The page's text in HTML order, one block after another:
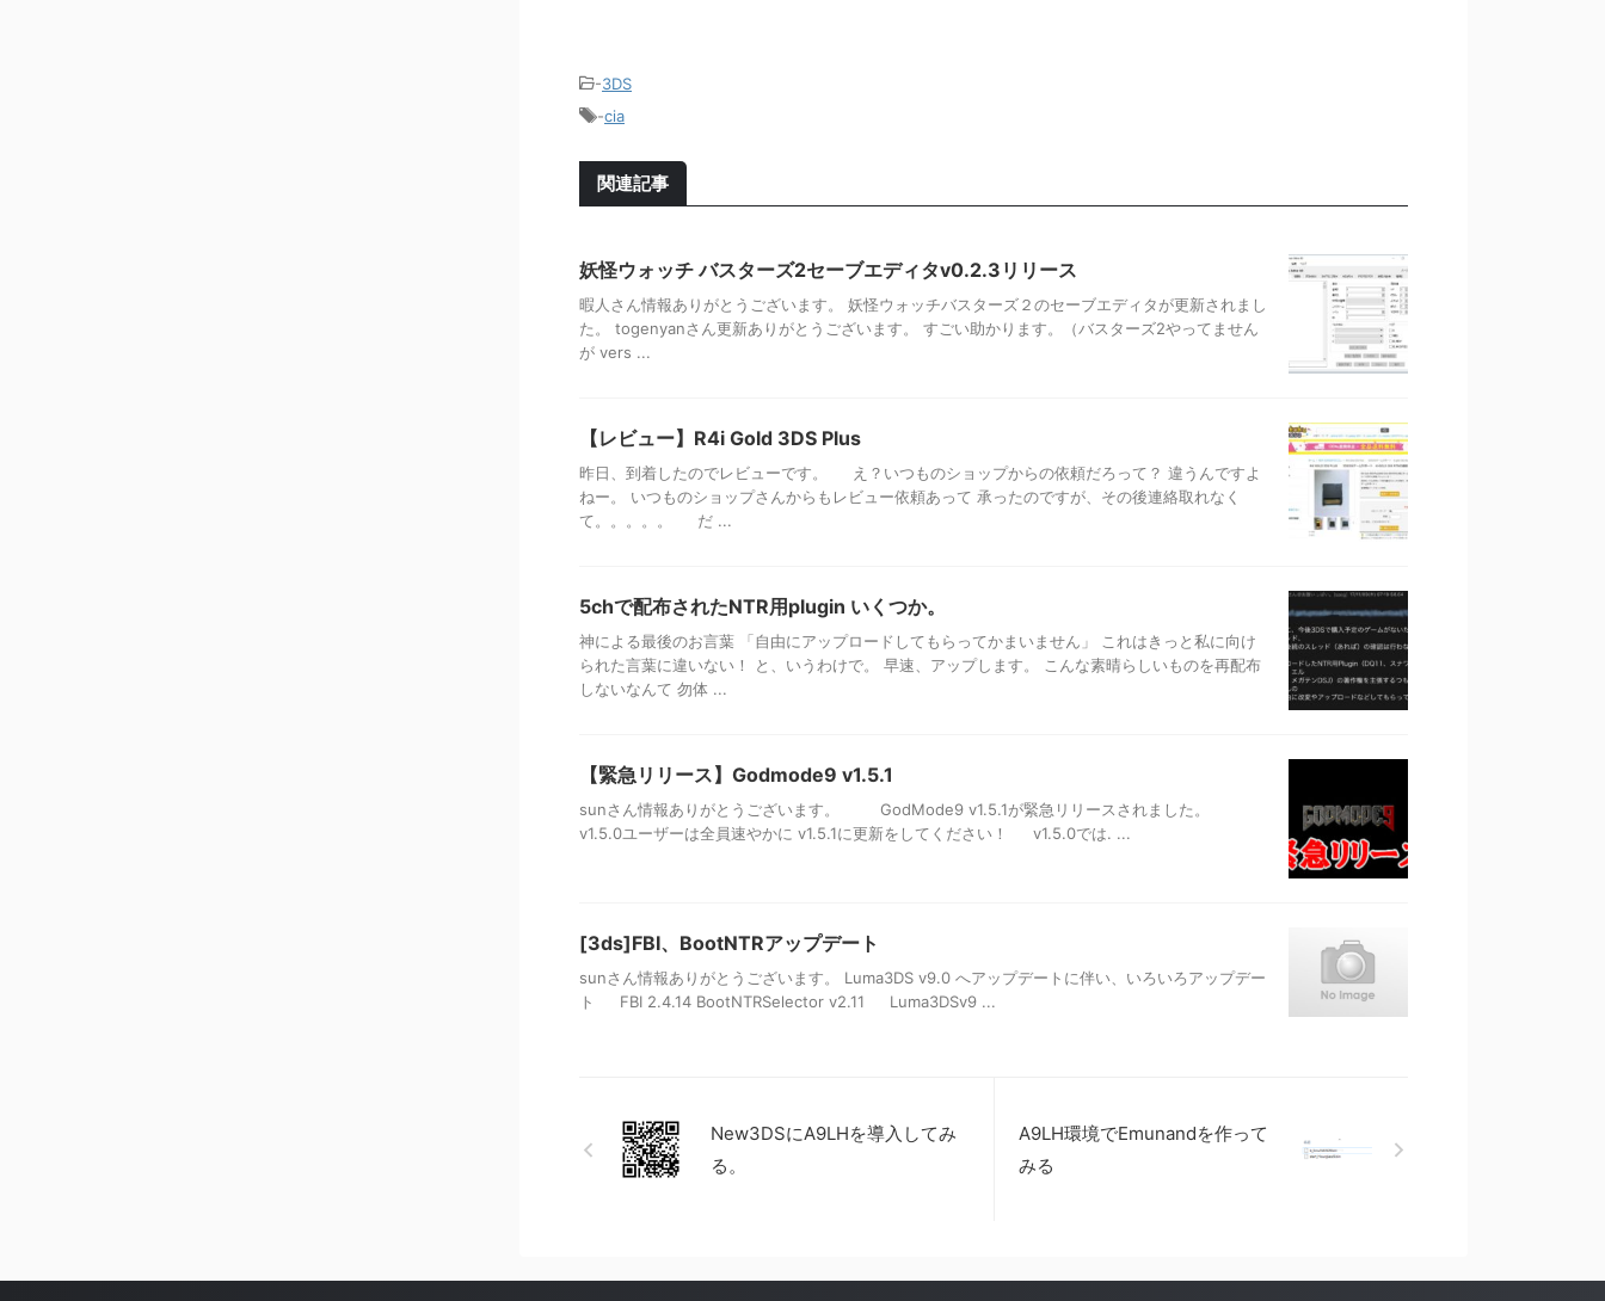
-3DS
-cia
関連記事
妖怪ウォッチ バスターズ2セーブエディタv0.2.3リリース
暇人さん情報ありがとうございます。 妖怪ウォッチバスターズ２のセーブエディタが更新されまし
た。 togenyanさん更新ありがとうございます。 すごい助かります。（バスターズ2やってません
が vers ...
【レビュー】R4i Gold 3DS Plus
昨日、到着したのでレビューです。 え？いつものショップからの依頼だろって？ 違うんですよ
ねー。 いつものショップさんからもレビュー依頼あって 承ったのですが、その後連絡取れなく
て。。。。。 だ ...
5chで配布されたNTR用plugin いくつか。
神による最後のお言葉 「自由にアップロードしてもらってかまいません」 これはきっと私に向け
られた言葉に違いない！ と、いうわけで。 早速、アップします。 こんな素晴らしいものを再配布
しないなんて 勿体 ...
【緊急リリース】Godmode9 v1.5.1
sunさん情報ありがとうございます。 GodMode9 v1.5.1が緊急リリースされました。
v1.5.0ユーザーは全員速やかに v1.5.1に更新をしてください！ v1.5.0では. ...
[3ds]FBI、BootNTRアップデート
sunさん情報ありがとうございます。 Luma3DS v9.0 へアップデートに伴い、いろいろアップデー
ト FBI 2.4.14 BootNTRSelector v2.11 Luma3DSv9 ...
New3DSにA9LHを導入してみ
る。
A9LH環境でEmunandを作って
みる